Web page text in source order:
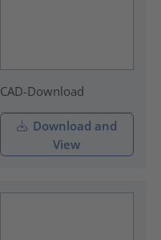
CAD-Download
Download and
View